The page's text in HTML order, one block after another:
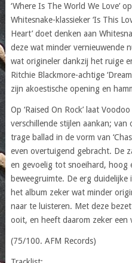
‘Where Is The World We Love’
Whitesnake-klassieker ‘Is This
Heart’ doet denken aan
deze wat minder vernieuwende
wat origineler dankzij het ruige
Ritchie Blackmore-achtige
zijn akoestische opening en
Op ‘Raised On Rock’ laat
verschillende stijlen aankan;
trage ballad in de vorm van
even overtuigend gebracht. De
en gevoelig tot snoeihard, hoog
beweegruimte. De erg duidelijke
het album zeker wat minder
naar te luisteren. Met deze
ooit, en heeft daarom zeker een
(75/100. AFM Records)